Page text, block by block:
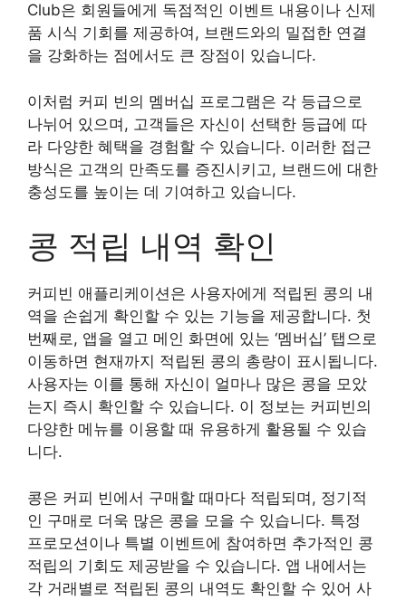
Club은 회원들에게 독점적인 이벤트 내용이나 신제
품 시식 기회를 제공하여, 브랜드와의 밀접한 연결
을 강화하는 점에서도 큰 장점이 있습니다.
이처럼 커피 빈의 멤버십 프로그램은 각 등급으로
나뉘어 있으며, 고객들은 자신이 선택한 등급에 따
라 다양한 혜택을 경험할 수 있습니다. 이러한 접근
방식은 고객의 만족도를 증진시키고, 브랜드에 대한
충성도를 높이는 데 기여하고 있습니다.
콩 적립 내역 확인
커피빈 애플리케이션은 사용자에게 적립된 콩의 내
역을 손쉽게 확인할 수 있는 기능을 제공합니다. 첫
번째로, 앱을 열고 메인 화면에 있는 ‘멤버십’ 탭으로
이동하면 현재까지 적립된 콩의 총량이 표시됩니다.
사용자는 이를 통해 자신이 얼마나 많은 콩을 모았
는지 즉시 확인할 수 있습니다. 이 정보는 커피빈의
다양한 메뉴를 이용할 때 유용하게 활용될 수 있습
니다.
콩은 커피 빈에서 구매할 때마다 적립되며, 정기적
인 구매로 더욱 많은 콩을 모을 수 있습니다. 특정
프로모션이나 특별 이벤트에 참여하면 추가적인 콩
적립의 기회도 제공받을 수 있습니다. 앱 내에서는
각 거래별로 적립된 콩의 내역도 확인할 수 있어 사